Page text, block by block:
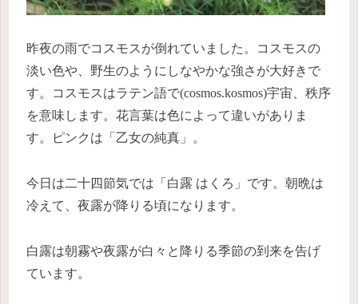
昨夜の雨でコスモスが倒れていました。コスモスの
淡い色や、野生のようにしなやかな強さが大好きで
す。コスモスはラテン語で(cosmos.kosmos)宇宙、秩序
を意味します。花言葉は色によって違いがありま
す。ピンクは「乙女の純真」。
今日は二十四節気では「白露 はくろ」です。朝晩は
冷えて、夜露が降りる頃になります。
白露は朝霧や夜露が白々と降りる季節の到来を告げ
ています。